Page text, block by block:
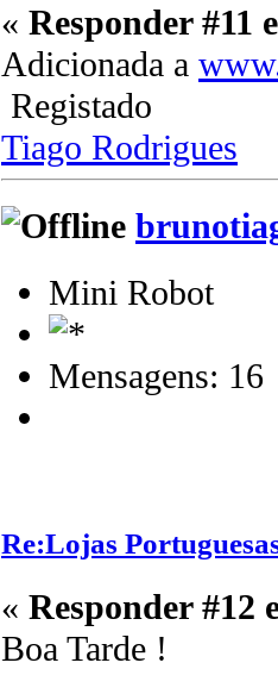
« Responder #11
Adicionada a
Registado
Tiago Rodrigues
Mini Robot
Mensagens: 16
Re:Lojas
« Responder #12
Boa Tarde !